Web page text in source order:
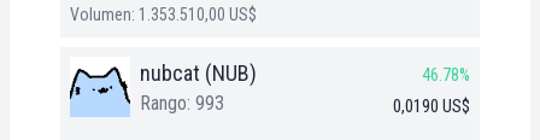
Volumen: 1.353.510,00 US$
nubcat (NUB)
Rango: 993
46.78%
0,0190 US$